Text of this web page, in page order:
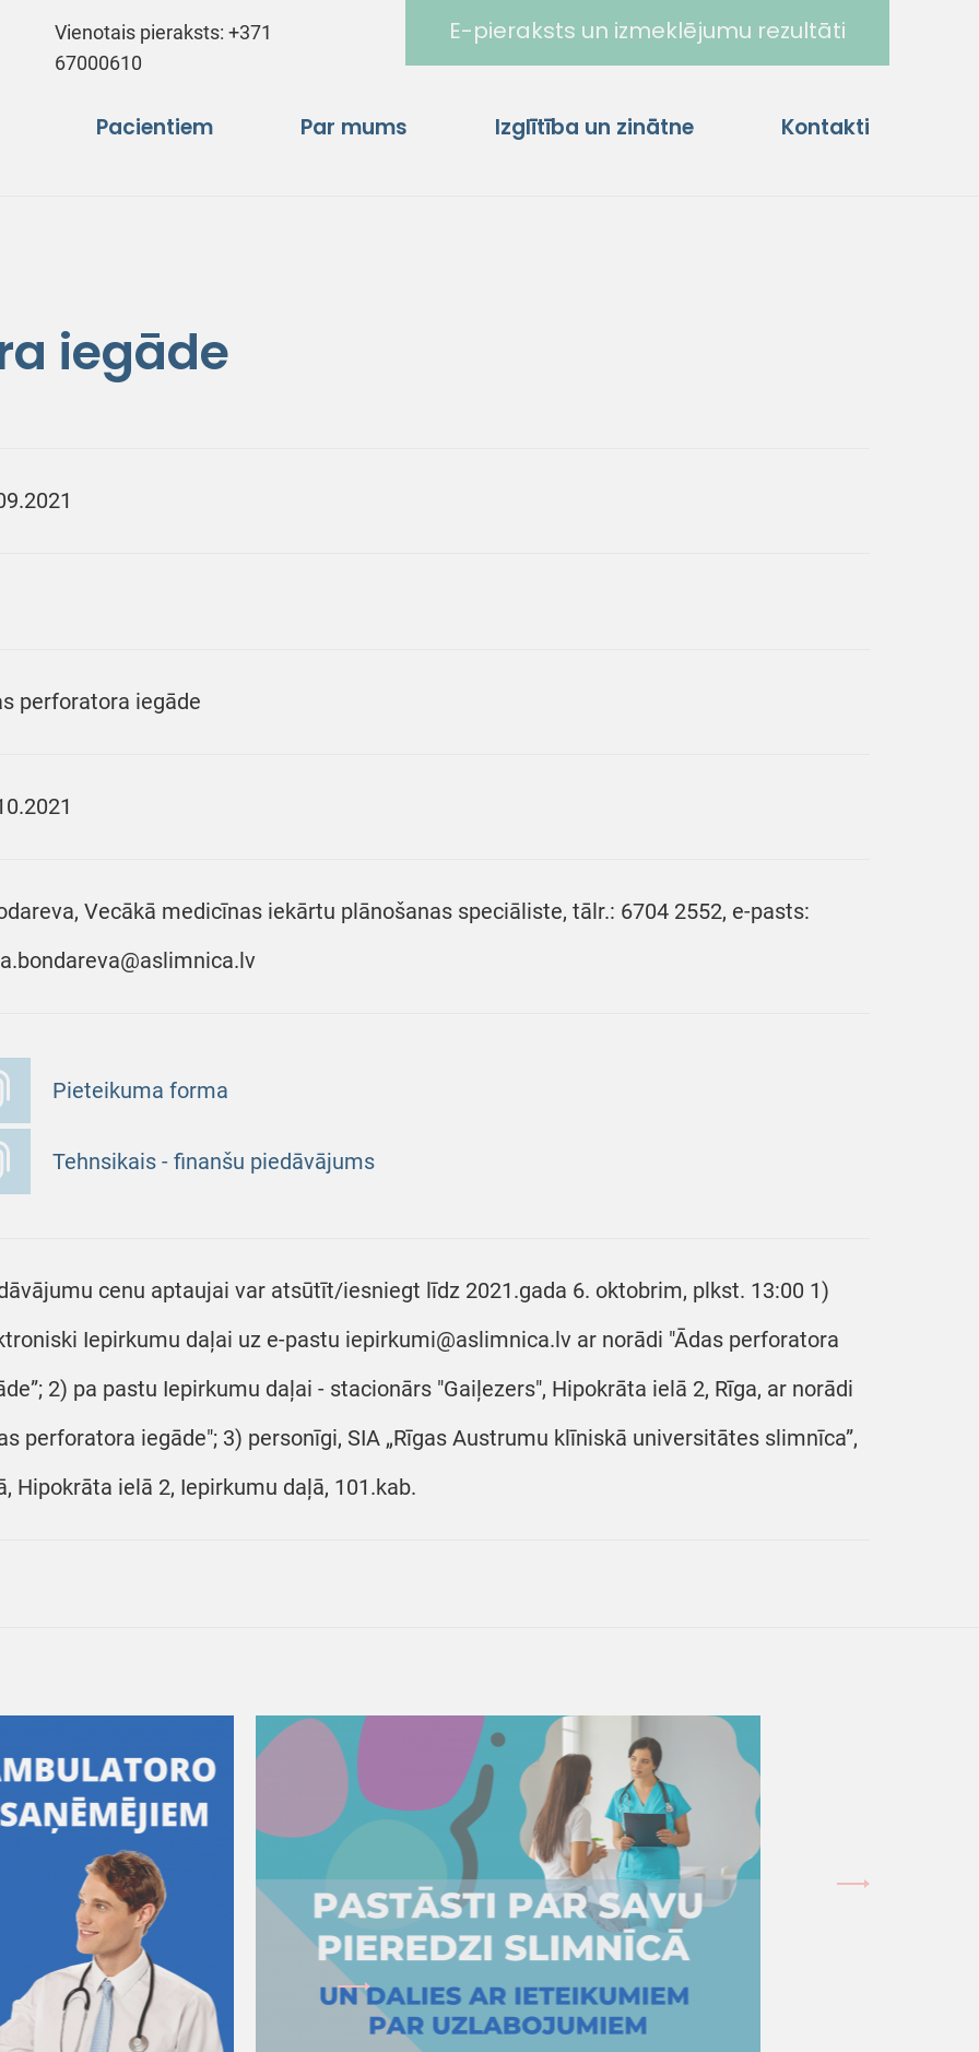
Vienotais pieraksts:+371
67000610
E-pieraksts un izmeklējumu rezultāti
Pacientiem Par mums Izglītība un zinātne Kontakti
iegāde
perforatora iegāde
Vecākā medicīnas iekārtu plānošanas speciāliste, tālr.: 6704 2552, e-pasts:
Pieteikuma forma
Tehnsikais - finanšu piedāvājums
cenu aptaujai var atsūtīt/iesniegt līdz 2021.gada 6. oktobrim, plkst. 13:00 1)
Iepirkumu daļai uz e-pastu iepirkumi@aslimnica.lv ar norādi "Ādas perforatora
2) pa pastu Iepirkumu daļai - stacionārs "Gaiļezers", Hipokrāta ielā 2, Rīga, ar norādi
perforatora iegāde"; 3) personīgi, SIA „Rīgas Austrumu klīniskā universitātes slimnīca”,
Hipokrāta ielā 2, Iepirkumu daļā, 101.kab.